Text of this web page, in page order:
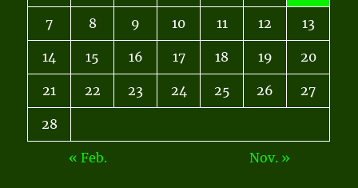
7 8 9 10 11 12 13
14 15 16 17 18 19 20
21 22 23 24 25 26 27
28
« Feb. Nov. »